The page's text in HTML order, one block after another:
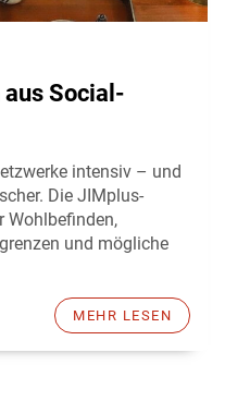
Social-
intensiv – und
Die JIMplus-
Wohlbefinden,
und mögliche
MEHR LESEN